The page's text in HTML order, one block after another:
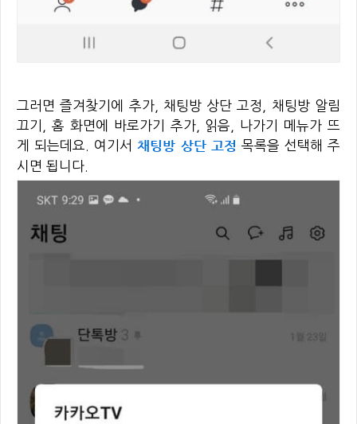
그러면 즐겨찾기에 추가, 채팅방 상단 고정, 채팅방 알림
끄기, 홈 화면에 바로가기 추가, 읽음, 나가기 메뉴가 뜨
게 되는데요. 여기서채팅방 상단 고정 목록을 선택해 주
시면 됩니다.